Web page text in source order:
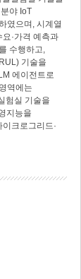
야 IoT
였으며, 시계열
·가격 예측과
수행하고,
기술을
에이전트로
역에는
험실 기술을
지능을
크로그리드·